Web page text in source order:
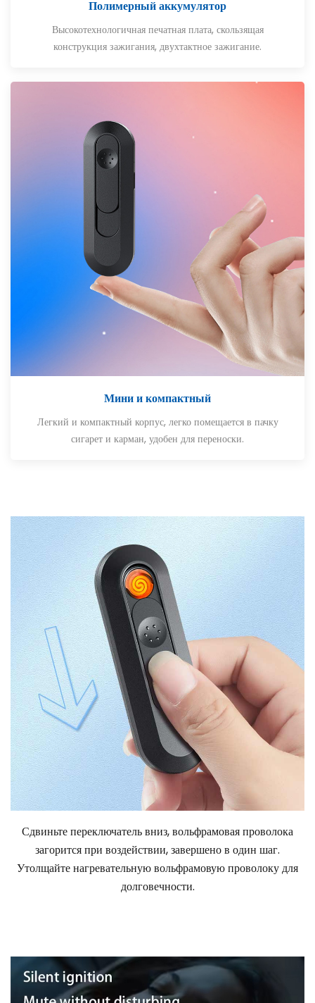
Полимерный аккумулятор
Высокотехнологичная печатная плата, скользящая
конструкция зажигания, двухтактное зажигание.
Мини и компактный
Легкий и компактный корпус, легко помещается в пачку
сигарет и карман, удобен для переноски.
Сдвиньте переключатель вниз, вольфрамовая проволока
загорится при воздействии, завершено в один шаг.
Утолщайте нагревательную вольфрамовую проволоку для
долговечности.